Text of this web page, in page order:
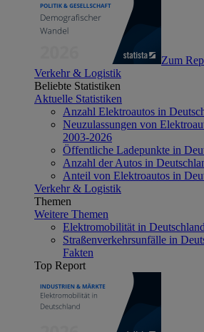
Zum
Verkehr & Logistik
Beliebte Statistiken
Aktuelle Statistiken
Anzahl Elektroautos in
Neuzulassungen von
2003-2026
Öffentliche Ladepunkte in
Anzahl der Autos in
Anteil von Elektroautos in
Verkehr & Logistik
Themen
Weitere Themen
Elektromobilität in
Straßenverkehrsunfälle in
Fakten
Top Report